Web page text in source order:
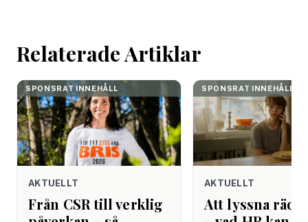
Relaterade Artiklar
SPONSRAT INNEHÅLL
AKTUELLT
Från CSR till verklig
SPONSRAT INNEHÅLL
AKTUELLT
Att lyssna